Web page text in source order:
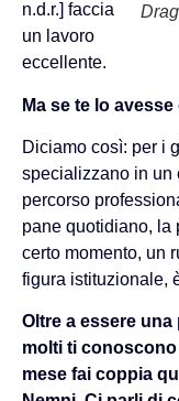
n.d.r.] faccia
un lavoro
eccellente.
Ma se te lo
Diciamo così: per i
specializzano in un
percorso
pane quotidiano, la
certo momento, un
figura istituzionale,
Oltre a essere
molti ti
mese fai coppia